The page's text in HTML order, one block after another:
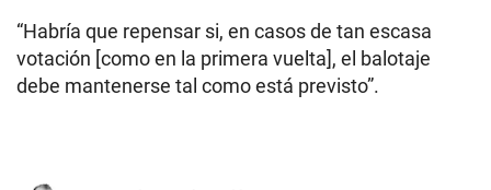
“Habría que repensar si, en casos de tan escasa
votación [como en la primera vuelta], el balotaje
debe mantenerse tal como está previsto”.